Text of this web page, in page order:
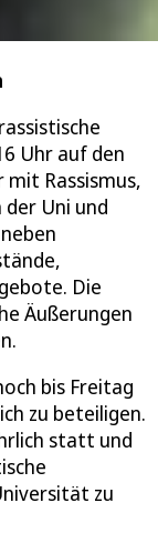
Uhr auf den
Rassismus,
Uni und
Die
Äußerungen
bis Freitag
zu beteiligen.
statt und
zu